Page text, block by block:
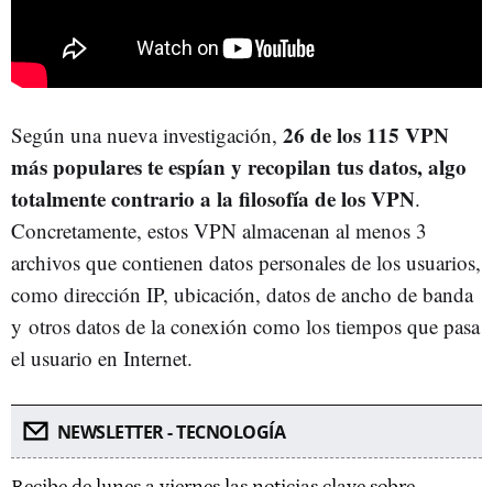
Según una nueva investigación, 26 de los 115 VPN
más populares te espían y recopilan tus datos, algo
totalmente contrario a la filosofía de los VPN.
Concretamente, estos VPN almacenan al menos 3
archivos que contienen datos personales de los usuarios,
como dirección IP, ubicación, datos de ancho de banda
y otros datos de la conexión como los tiempos que pasa
el usuario en Internet.
NEWSLETTER - TECNOLOGÍA